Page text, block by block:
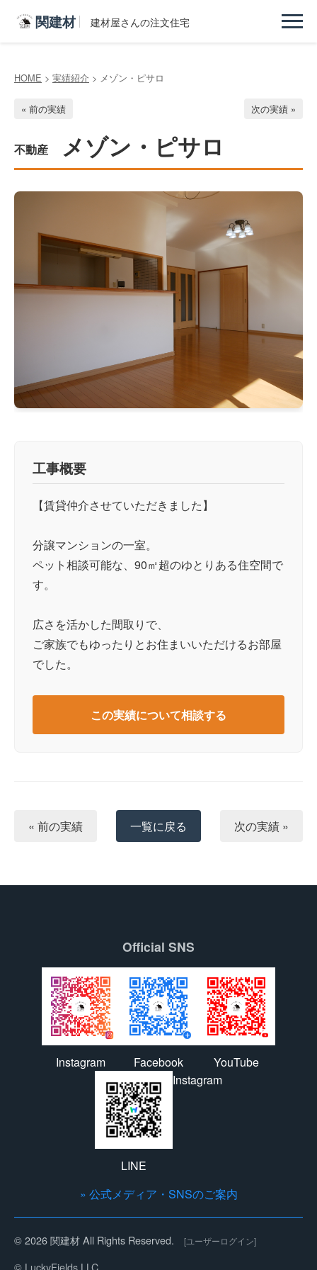
関建材 建材屋さんの注文住宅
HOME > 実績紹介 > メゾン・ピサロ
« 前の実績 次の実績 »
不動産 メゾン・ピサロ
工事概要
【賃貸仲介させていただきました】
分譲マンションの一室。
ペット相談可能な、90㎡超のゆとりある住空間で
す。
広さを活かした間取りで、
ご家族でもゆったりとお住まいいただけるお部屋
でした。
この実績について相談する
« 前の実績 一覧に戻る 次の実績 »
Official SNS
Instagram Facebook YouTube
LINE
Instagram
» 公式メディア・SNSのご案内
© 2026 関建材 All Rights Reserved. [ユーザーログイン]
© LuckyFields.LLC